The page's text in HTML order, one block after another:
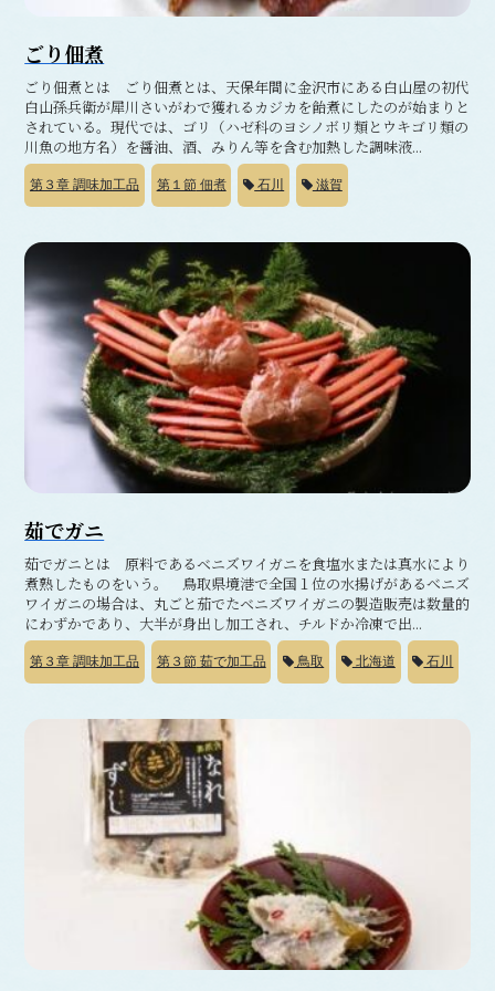
ごり佃煮
ごり佃煮とは ごり佃煮とは、天保年間に金沢市にある白山屋の初代
白山孫兵衛が犀川さいがわで獲れるカジカを飴煮にしたのが始まりと
されている。現代では、ゴリ（ハゼ科のヨシノボリ類とウキゴリ類の
川魚の地方名）を醤油、酒、みりん等を含む加熱した調味液...
第３章 調味加工品 第１節佃煮 石川 滋賀
茹でガニ
茹でガニとは 原料であるベニズワイガニを食塩水または真水により
煮熟したものをいう。 鳥取県境港で全国１位の水揚げがあるべニズ
ワイガニの場合は、丸ごと茄でたベニズワイガニの製造販売は数量的
にわずかであり、大半が身出し加工され、チルドか冷凍で出...
第３章 調味加工品 第３節茹で加工品 鳥取 北海道 石川